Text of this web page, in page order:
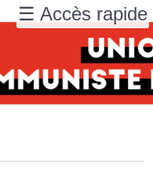
☰ Accès rapide